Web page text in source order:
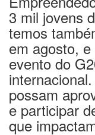
3 mil jovens
temos
em agosto,
evento do
possam
e participar
que